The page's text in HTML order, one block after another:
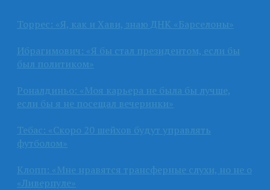
Торрес: «Я, как и Хави, знаю ДНК «Барселоны»
Ибрагимович: «Я бы стал президентом, если бы
был политиком»
Роналдиньо: «Моя карьера не была бы лучше,
если бы я не посещал вечеринки»
Тебас: «Скоро 20 шейхов будут управлять
футболом»
Клопп: «Мне нравятся трансферные слухи, но не о
«Ливерпуле»